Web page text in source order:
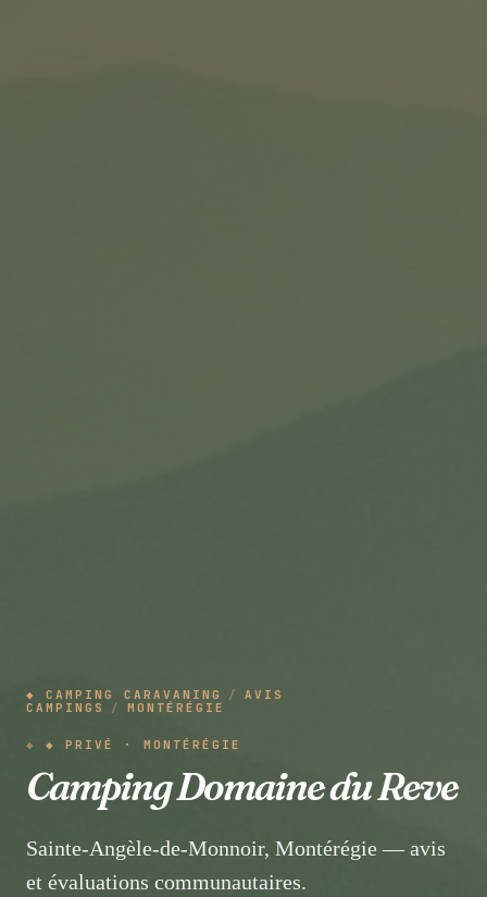
◆ CAMPING CARAVANING /
AVIS
CAMPINGS
/ MONTÉRÉGIE
◆ PRIVÉ · MONTÉRÉGIE
Camping Domaine du Reve
Sainte-Angèle-de-Monnoir, Montérégie — avis
et évaluations communautaires.